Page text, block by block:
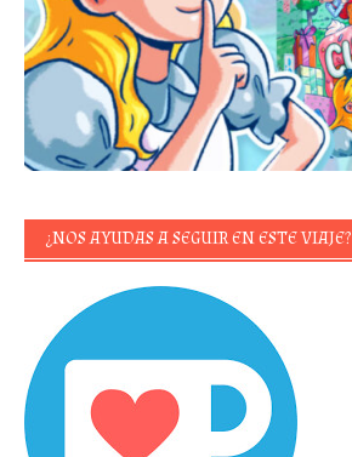
¿NOS AYUDAS A SEGUIR EN ESTE VIAJE?